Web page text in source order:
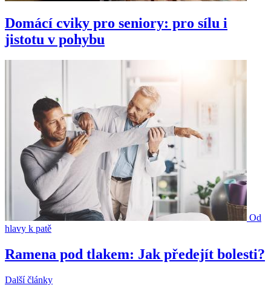
Domácí cviky pro seniory: pro sílu i
jistotu v pohybu
Od
hlavy k patě
Ramena pod tlakem: Jak předejít bolesti?
Další články